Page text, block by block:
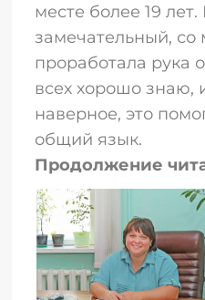
месте более 19
замечательный, со
проработала рука
всех хорошо знаю,
наверное, это
общий язык.
Продолжение